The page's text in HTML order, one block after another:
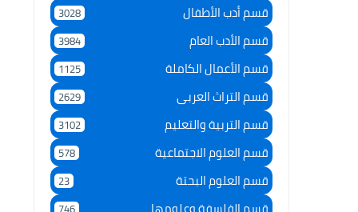
قسم أدب الأطفال 3028
قسم الأدب العام 3984
قسم الأعمال الكاملة 1125
قسم التراث العربى 2629
قسم التربية والتعليم 3102
قسم العلوم الاجتماعية 578
قسم العلوم البحتة 23